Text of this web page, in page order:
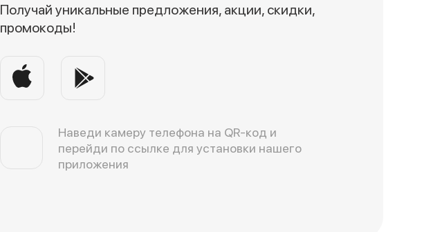
Получай уникальные предложения, акции, скидки,
промокоды!
Наведи камеру телефона на QR-код и
перейди по ссылке для установки нашего
приложения